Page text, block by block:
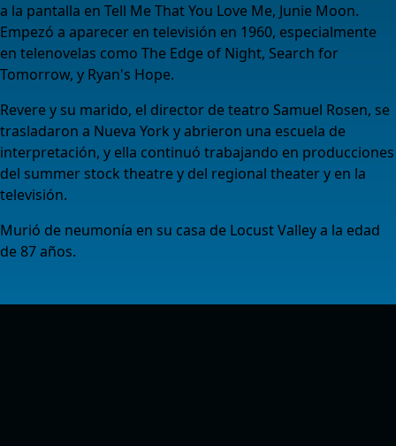
a la pantalla en Tell Me That You Love Me, Junie Moon.
Empezó a aparecer en televisión en 1960, especialmente
en telenovelas como The Edge of Night, Search for
Tomorrow, y Ryan's Hope.
Revere y su marido, el director de teatro Samuel Rosen, se
trasladaron a Nueva York y abrieron una escuela de
interpretación, y ella continuó trabajando en producciones
del summer stock theatre y del regional theater y en la
televisión.
Murió de neumonía en su casa de Locust Valley a la edad
de 87 años.